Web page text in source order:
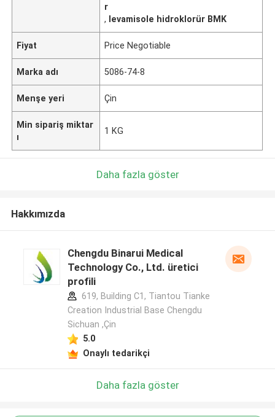
r
, levamisole hidroklorür BMK
Fiyat Price Negotiable
Marka adı 5086-74-8
Menşe yeri Çin
Min sipariş miktar
ı
1 KG
Daha fazla göster
Hakkımızda
Chengdu Binarui Medical
Technology Co., Ltd. üretici
profili
619, Building C1, Tiantou Tianke
Creation Industrial Base Chengdu
Sichuan ,Çin
5.0
Onaylı tedarikçi
Daha fazla göster